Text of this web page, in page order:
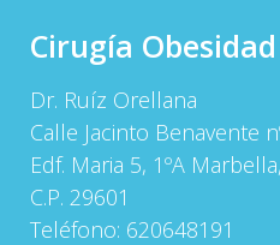
Cirugía
Dr. Ruíz Orellana
Calle Jacinto Benavente
Edf. Maria 5, 1ºA
C.P. 29601
Teléfono: 620648191